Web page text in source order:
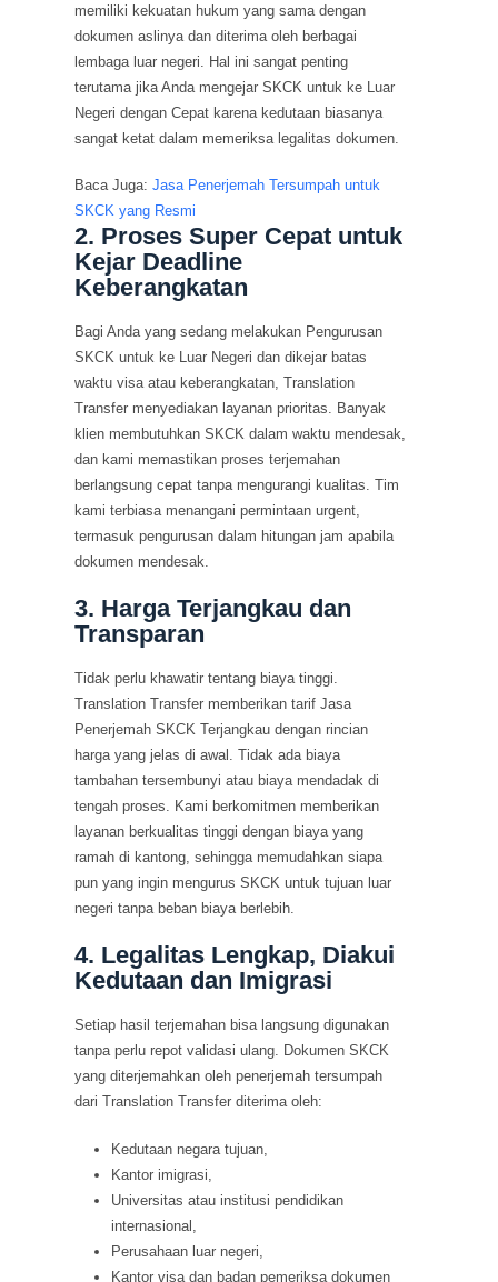
memiliki kekuatan hukum yang sama dengan
dokumen aslinya dan diterima oleh berbagai
lembaga luar negeri. Hal ini sangat penting
terutama jika Anda mengejar SKCK untuk ke Luar
Negeri dengan Cepat karena kedutaan biasanya
sangat ketat dalam memeriksa legalitas dokumen.
Baca Juga:Jasa Penerjemah Tersumpah untuk
SKCK yang Resmi
2. Proses Super Cepat untuk
Kejar Deadline
Keberangkatan
Bagi Anda yang sedang melakukan Pengurusan
SKCK untuk ke Luar Negeri dan dikejar batas
waktu visa atau keberangkatan, Translation
Transfer menyediakan layanan prioritas. Banyak
klien membutuhkan SKCK dalam waktu mendesak,
dan kami memastikan proses terjemahan
berlangsung cepat tanpa mengurangi kualitas. Tim
kami terbiasa menangani permintaan urgent,
termasuk pengurusan dalam hitungan jam apabila
dokumen mendesak.
3. Harga Terjangkau dan
Transparan
Tidak perlu khawatir tentang biaya tinggi.
Translation Transfer memberikan tarif Jasa
Penerjemah SKCK Terjangkau dengan rincian
harga yang jelas di awal. Tidak ada biaya
tambahan tersembunyi atau biaya mendadak di
tengah proses. Kami berkomitmen memberikan
layanan berkualitas tinggi dengan biaya yang
ramah di kantong, sehingga memudahkan siapa
pun yang ingin mengurus SKCK untuk tujuan luar
negeri tanpa beban biaya berlebih.
4. Legalitas Lengkap, Diakui
Kedutaan dan Imigrasi
Setiap hasil terjemahan bisa langsung digunakan
tanpa perlu repot validasi ulang. Dokumen SKCK
yang diterjemahkan oleh penerjemah tersumpah
dari Translation Transfer diterima oleh:
Kedutaan negara tujuan,
Kantor imigrasi,
Universitas atau institusi pendidikan
internasional,
Perusahaan luar negeri,
Kantor visa dan badan pemeriksa dokumen